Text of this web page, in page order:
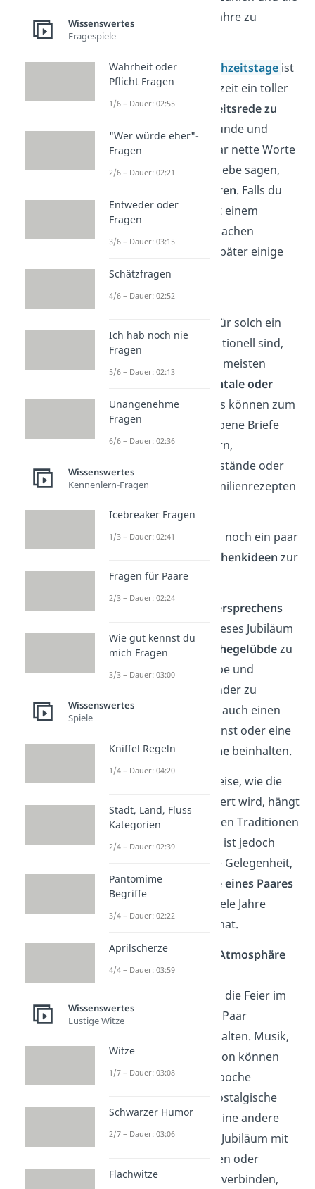
vielen gemeinsamen Jahre zu
reflektieren.
Wie andere große
Hochzeitstage ist
auch die Eiserne Hochzeit ein toller
Anlass für eine
Hochzeitsrede zu
Ehren des Paares. Freunde und
Familie können ein paar nette Worte
über die Ehe und die Liebe sagen,
Gedicht zitieren. Falls du
dem Eisernen Paar mit einem
Gedicht eine Freude machen
möchtest, haben wir später einige
Beispiele für dich.
Geschenke
für solch ein
Jubiläum weniger traditionell sind,
konzentrieren sich die meisten
sentimentale oder
persönlicheDinge. Das können zum
Beispiel handgeschriebene Briefe
von Familienmitgliedern,
personalisierte Gegenstände oder
sogar ein Buch mit Familienrezepten
Wir haben später auch noch ein paar
Geschenkideen zur
Eisernen Hochzeit.
Erneuerung des Eheversprechens
Einige Paare nutzen dieses Jubiläum
als Gelegenheit, ihre
Ehegelübdezu
erneuern
und ihre Liebe und
Verpflichtung füreinander zu
bekräftigen. Das kann auch einen
besonderen Gottesdienst oder eine
Segnung in ihrer Kirche beinhalten.
Die genaue Art und Weise, wie die
Eiserne Hochzeit gefeiert wird, hängt
oft von der Familie, ihren Traditionen
und ihrer Kultur ab. Es ist jedoch
immer eine besondere Gelegenheit,
dieLiebe und Hingabe eines Paares
zu würdigen
, das so viele Jahre
zusammen verbracht hat.
Feier eine besondere Atmosphäre
verleihen
Eine Möglichkeit ist es, die Feier im
Stil der Zeit, in der das Paar
geheiratet hat, zu gestalten. Musik,
Kleidung und Dekoration können
Elemente aus dieser Epoche
aufgreifen und eine nostalgische
Stimmung erzeugen. Eine andere
Möglichkeit ist es, das Jubiläum mit
persönlichen Interessen oder
Hobbys des Paares zu verbinden,
Wissenswertes
Fragespiele
Wahrheit oder
Pflicht Fragen
1/6 – Dauer: 02:55
"Wer würde eher"-
Fragen
2/6 – Dauer: 02:21
Entweder oder
Fragen
3/6 – Dauer: 03:15
Schätzfragen
4/6 – Dauer: 02:52
Ich hab noch nie
Fragen
5/6 – Dauer: 02:13
Unangenehme
Fragen
6/6 – Dauer: 02:36
Wissenswertes
Kennenlern-Fragen
Icebreaker Fragen
1/3 – Dauer: 02:41
Fragen für Paare
2/3 – Dauer: 02:24
Wie gut kennst du
mich Fragen
3/3 – Dauer: 03:00
Wissenswertes
Spiele
Kniffel Regeln
1/4 – Dauer: 04:20
Stadt, Land, Fluss
Kategorien
2/4 – Dauer: 02:39
Pantomime
Begriffe
3/4 – Dauer: 02:22
Aprilscherze
4/4 – Dauer: 03:59
Wissenswertes
Lustige Witze
Witze
1/7 – Dauer: 03:08
Schwarzer Humor
2/7 – Dauer: 03:06
Flachwitze